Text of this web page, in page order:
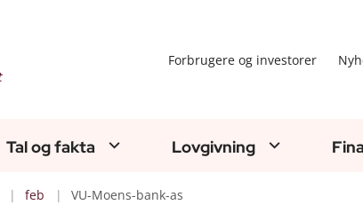
Forbrugere og investorer
Tal og fakta Lovgivning
feb VU-Moens-bank-as